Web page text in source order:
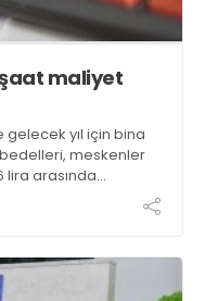
maliyet
yıl için bina
meskenler
lira arasında